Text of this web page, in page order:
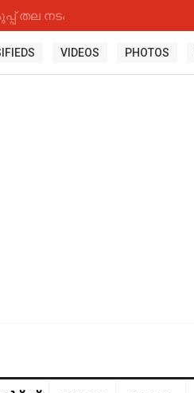
തല നടപടി
VIDEOS PHOTOS